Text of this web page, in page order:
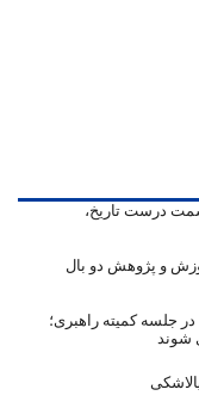
درست تاریخ،
و پژوهش دو بال
جلسه کمیته راهبری؛
شوند